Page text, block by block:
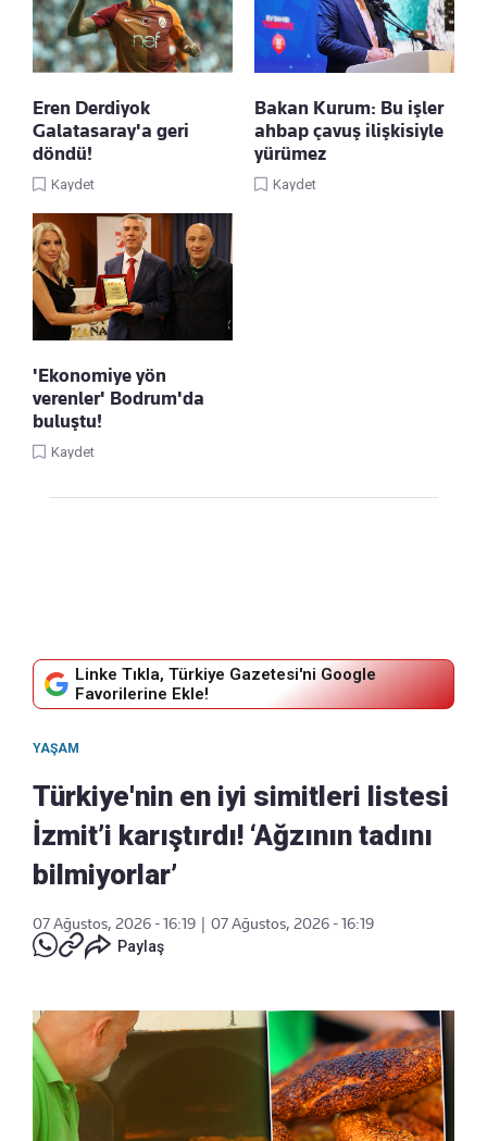
Eren Derdiyok
Galatasaray'a geri
döndü!
Kaydet
Bakan Kurum: Bu işler
ahbap çavuş ilişkisiyle
yürümez
Kaydet
'Ekonomiye yön
verenler' Bodrum'da
buluştu!
Kaydet
Linke Tıkla, Türkiye Gazetesi'ni Google
Favorilerine Ekle!
YAŞAM
Türkiye'nin en iyi simitleri listesi
İzmit’i karıştırdı! ‘Ağzının tadını
bilmiyorlar’
07 Ağustos, 2026 - 16:19
07 Ağustos, 2026 - 16:19
Paylaş